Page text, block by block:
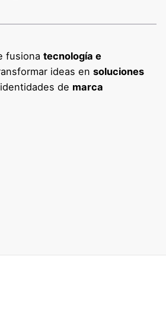
fusiona tecnología e
ideas en soluciones
de marca